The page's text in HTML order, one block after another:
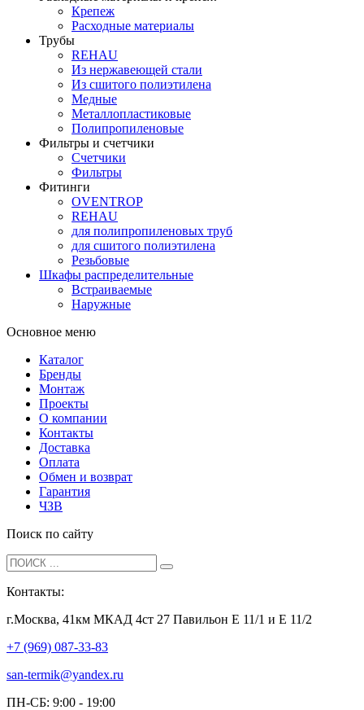
Крепеж
Расходные материалы
Трубы
REHAU
Из нержавеющей стали
Из сшитого полиэтилена
Медные
Металлопластиковые
Полипропиленовые
Фильтры и счетчики
Счетчики
Фильтры
Фитинги
OVENTROP
REHAU
для полипропиленовых труб
для сшитого полиэтилена
Резьбовые
Шкафы распределительные
Встраиваемые
Наружные
Основное меню
Каталог
Бренды
Монтаж
Проекты
О компании
Контакты
Доставка
Оплата
Обмен и возврат
Гарантия
ЧЗВ
Поиск по сайту
Контакты:
г.Москва, 41км МКАД 4ст 27 Павильон Е 11/1 и Е 11/2
+7 (969) 087-33-83
san-termik@yandex.ru
ПН-СБ: 9:00 - 19:00